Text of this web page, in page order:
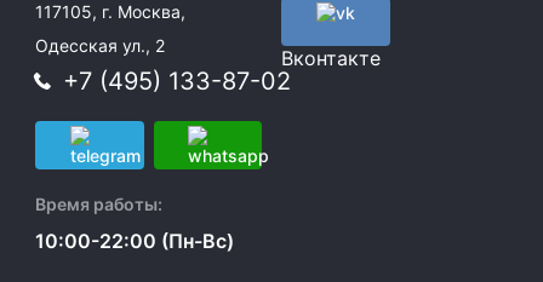
117105, г. Москва,
Одесская ул., 2
+7 (495) 133-87-02
Время работы:
10:00-22:00 (Пн-Вс)
Вконтакте